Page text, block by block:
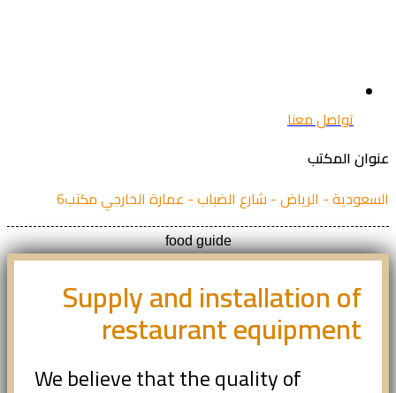
تواصل معنا
المكتب
- الرياض - شارع الضباب - عمارة الخارجي مكتب6
food guide
Supply and installation of
restaurant equipment
We believe that the quality of